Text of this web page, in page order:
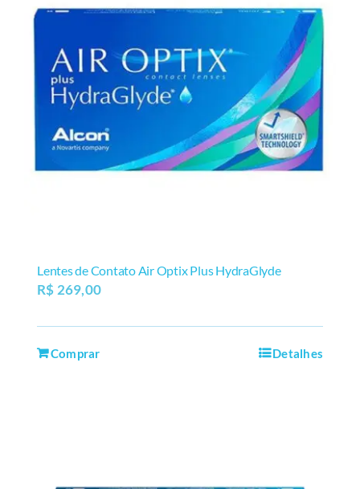
Lentes de Contato Air Optix Plus HydraGlyde
R$269,00
Comprar Detalhes